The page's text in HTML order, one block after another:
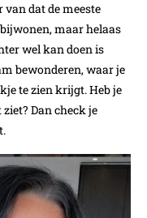
van dat de meeste
maar helaas
wel kan doen is
bewonderen, waar je
te zien krijgt. Heb je
Dan check je